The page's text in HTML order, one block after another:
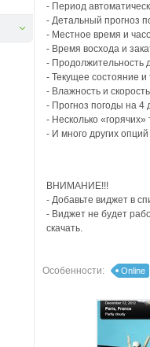
- Период
- Детальный прогноз
- Местное время и
- Время восхода и
- Продолжительность
- Текущее состояние
- Влажность и
- Прогноз погоды на 4
- Несколько
- И много других
ВНИМАНИЕ!!!
- Добавьте виджет в
- Виджет не будет
скачать.
Особенности: Online